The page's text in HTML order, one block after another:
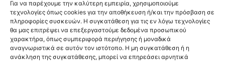
Για να παρέχουμε την καλύτερη εμπειρία, χρησιμοποιούμε
τεχνολογίες όπως cookies για την αποθήκευση ή/και την πρόσβαση σε
πληροφορίες συσκευών. Η συγκατάθεση για τις εν λόγω τεχνολογίες
θα μας επιτρέψει να επεξεργαστούμε δεδομένα προσωπικού
χαρακτήρα, όπως συμπεριφορά περιήγησης ή μοναδικά
αναγνωριστικά σε αυτόν τον ιστότοπο. Η μη συγκατάθεση ή η
ανάκληση της συγκατάθεσης, μπορεί να επηρεάσει αρνητικά
SKIASTRON.COM IKE
ΑΘΗΝΑ
ΤΕΩ 101 111 46, Γαλάτσι, Αθήνα